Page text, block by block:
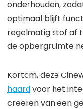
onderhouden,
optimaal blijft
regelmatig stof af
de opbergruimte
Kortom, deze
haardvoor het
creëren van een